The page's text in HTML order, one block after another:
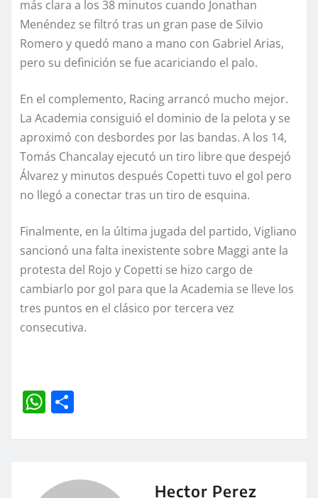
más clara a los 38 minutos cuando Jonathan
Menéndez se filtró tras un gran pase de Silvio
Romero y quedó mano a mano con Gabriel Arias,
pero su definición se fue acariciando el palo.
En el complemento, Racing arrancó mucho mejor.
La Academia consiguió el dominio de la pelota y se
aproximó con desbordes por las bandas. A los 14,
Tomás Chancalay ejecutó un tiro libre que despejó
Álvarez y minutos después Copetti tuvo el gol pero
no llegó a conectar tras un tiro de esquina.
Finalmente, en la última jugada del partido, Vigliano
sancionó una falta inexistente sobre Maggi ante la
protesta del Rojo y Copetti se hizo cargo de
cambiarlo por gol para que la Academia se lleve los
tres puntos en el clásico por tercera vez
consecutiva.
W
Hector Perez